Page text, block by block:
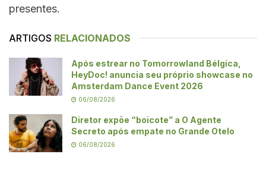
presentes.
ARTIGOS RELACIONADOS
Após estrear no Tomorrowland Bélgica,
HeyDoc! anuncia seu próprio showcase no
Amsterdam Dance Event 2026
06/08/2026
Diretor expõe “boicote” a O Agente
Secreto após empate no Grande Otelo
06/08/2026